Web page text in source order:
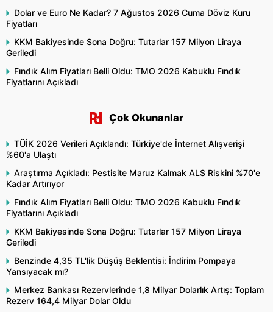
Dolar ve Euro Ne Kadar? 7 Ağustos 2026 Cuma Döviz Kuru
Fiyatları
KKM Bakiyesinde Sona Doğru: Tutarlar 157 Milyon Liraya
Geriledi
Fındık Alım Fiyatları Belli Oldu: TMO 2026 Kabuklu Fındık
Fiyatlarını Açıkladı
Çok Okunanlar
TÜİK 2026 Verileri Açıklandı: Türkiye'de İnternet Alışverişi
%60'a Ulaştı
Araştırma Açıkladı: Pestisite Maruz Kalmak ALS Riskini %70'e
Kadar Artırıyor
Fındık Alım Fiyatları Belli Oldu: TMO 2026 Kabuklu Fındık
Fiyatlarını Açıkladı
KKM Bakiyesinde Sona Doğru: Tutarlar 157 Milyon Liraya
Geriledi
Benzinde 4,35 TL'lik Düşüş Beklentisi: İndirim Pompaya
Yansıyacak mı?
Merkez Bankası Rezervlerinde 1,8 Milyar Dolarlık Artış: Toplam
Rezerv 164,4 Milyar Dolar Oldu